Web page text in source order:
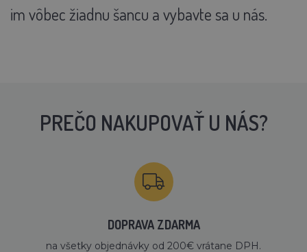
im vôbec žiadnu šancu a vybavte sa u nás.
PREČO NAKUPOVAŤ U NÁS?
DOPRAVA ZDARMA
na všetky objednávky od 200€ vrátane DPH.